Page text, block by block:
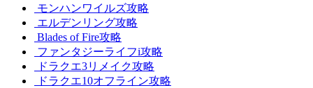
モンハンワイルズ攻略
エルデンリング攻略
Blades of Fire攻略
ファンタジーライフi攻略
ドラクエ3リメイク攻略
ドラクエ10オフライン攻略